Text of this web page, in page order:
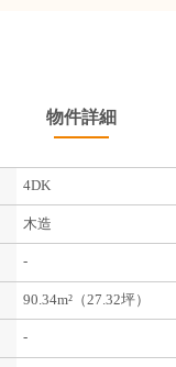
物件詳細
4DK
木造
-
90.34m²（27.32坪）
-